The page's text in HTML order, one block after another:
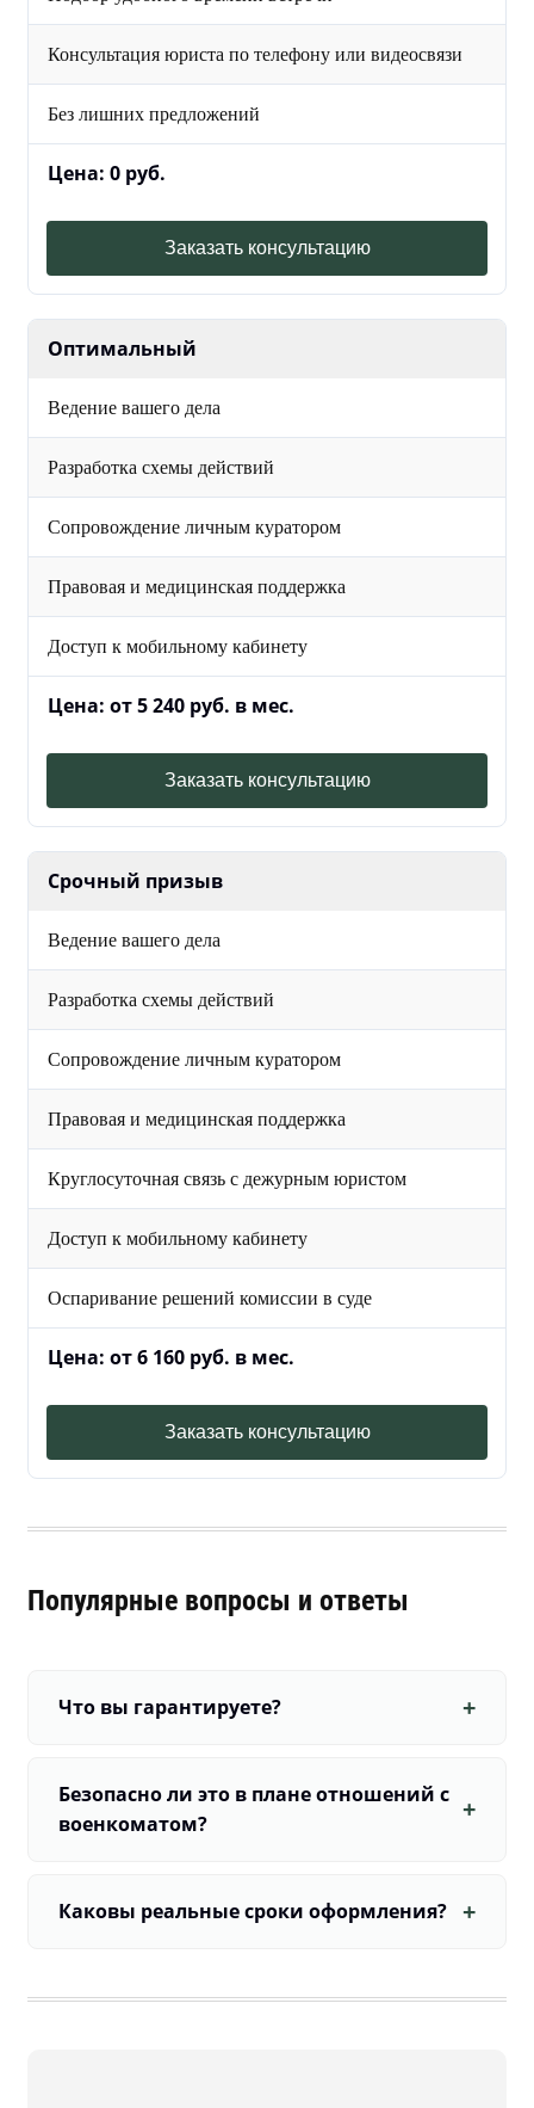
Консультация юриста по телефону или видеосвязи
Без лишних предложений
Цена: 0 руб.
Заказать консультацию
Оптимальный
Ведение вашего дела
Разработка схемы действий
Сопровождение личным куратором
Правовая и медицинская поддержка
Доступ к мобильному кабинету
Цена: от 5 240 руб. в мес.
Заказать консультацию
Срочный призыв
Ведение вашего дела
Разработка схемы действий
Сопровождение личным куратором
Правовая и медицинская поддержка
Круглосуточная связь с дежурным юристом
Доступ к мобильному кабинету
Оспаривание решений комиссии в суде
Цена: от 6 160 руб. в мес.
Заказать консультацию
Популярные вопросы и ответы
Что вы гарантируете?
Безопасно ли это в плане отношений с
военкоматом?
Каковы реальные сроки оформления?